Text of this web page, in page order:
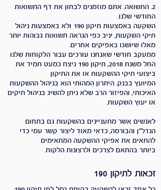
2. התשואה. אתם מוזמנים לבחון את דף התשואות
החודשי שלנו.
השקעה באמצעות תיקון 190 ולא באמצעות ניהול
תיקי השקעות, יניב כפי הנראה תשואות גבוהות יותר
מאלו שיושגו באפיקים אחרים.
ממעקב חודשי שאנחנו עורכים עבור הלקוחות שלנו
החל משנת 2018, תיקון 190 ניצח כמעט תמיד את
ביצועי תיקי ההשקעות או את התיקון
המיועץ בבנק. היתרון המהותי הוא בניהול ההשקעות
האיכותי, והפיזור הרב שלא ניתן להשיג בניהול תיקים
או יעוץ השקעות.
לאנשים אשר מתעניינים בהשקעות גם בתחום
הנדל"ן והבורסה, כדאי מאוד ליצור קשר עמי כדי
להתאים את אפיקי ההשקעה המתאימים
ביותר בהתאם לצרכים ולרצונות הלקוח.
זכאות לתיקון 190